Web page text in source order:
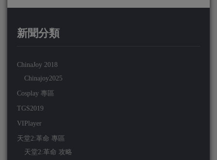
新聞分類
ChinaJoy 2018
Chinajoy2025
Cosplay 專區
TGS2019
VIPlayer
天堂2:革命 專區
天堂2:革命 攻略